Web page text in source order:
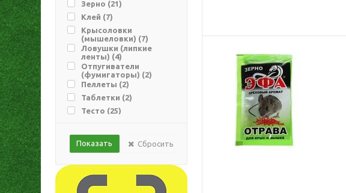
Зерно (21)
Клей (7)
Крысоловки
(мышеловки) (7)
Ловушки (липкие
ленты) (4)
Отпугиватели
(фумигаторы) (2)
Пеллеты (2)
Таблетки (2)
Тесто (25)
Сбросить